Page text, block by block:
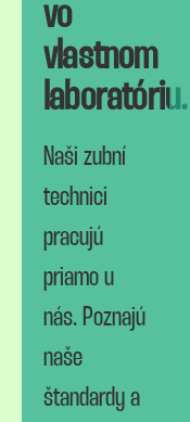
vo
vlastnom
laboratóriu.
Naši zubní
technici
pracujú
priamo u
nás. Poznajú
naše
štandardy a